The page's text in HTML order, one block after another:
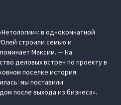
в однокомнатной
строили семью и
Максим. — На
деловых встреч по проекту в
поселке история
мы поставили
после выхода из бизнеса».